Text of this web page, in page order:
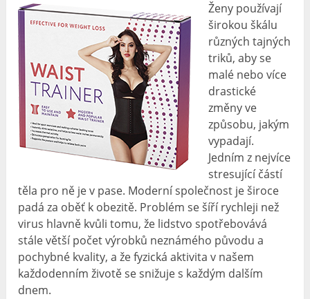
Ženy používají
širokou škálu
různých tajných
triků, aby se
malé nebo více
drastické
změny ve
způsobu, jakým
vypadají.
Jedním z nejvíce
stresující částí
těla pro ně je v pase. Moderní společnost je široce
padá za oběť k obezitě. Problém se šíří rychleji než
virus hlavně kvůli tomu, že lidstvo spotřebovává
stále větší počet výrobků neznámého původu a
pochybné kvality, a že fyzická aktivita v našem
každodenním životě se snižuje s každým dalším
dnem.